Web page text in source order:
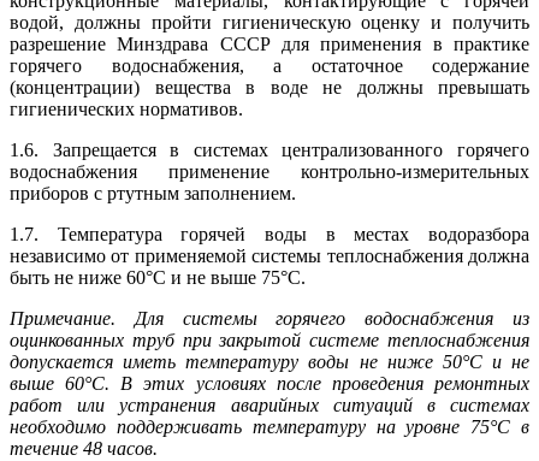
водой, должны пройти гигиеническую оценку и получить
разрешение Минздрава СССР для применения в практике
горячего водоснабжения, а остаточное содержание
(концентрации) вещества в воде не должны превышать
гигиенических нормативов.
1.6. Запрещается в системах централизованного горячего
водоснабжения применение контрольно-измерительных
приборов с ртутным заполнением.
1.7. Температура горячей воды в местах водоразбора
независимо от применяемой системы теплоснабжения должна
быть не ниже 60°С и не выше 75°С.
Примечание. Для системы горячего водоснабжения из
оцинкованных труб при закрытой системе теплоснабжения
допускается иметь температуру воды не ниже 50°С и не
выше 60°С. В этих условиях после проведения ремонтных
работ или устранения аварийных ситуаций в системах
необходимо поддерживать температуру на уровне 75°С в
течение 48 часов.